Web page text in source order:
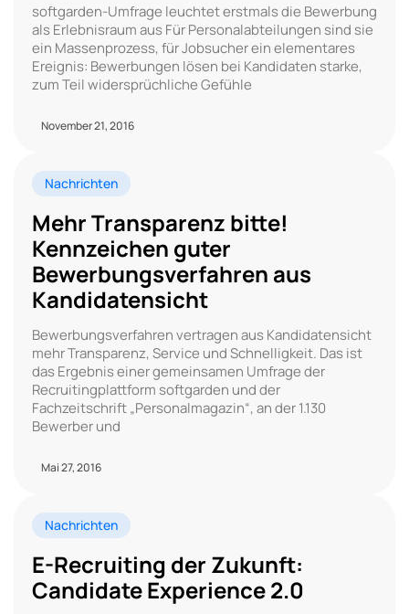
softgarden-Umfrage leuchtet erstmals die Bewerbung
als Erlebnisraum aus Für Personalabteilungen sind sie
ein Massenprozess, für Jobsucher ein elementares
Ereignis: Bewerbungen lösen bei Kandidaten starke,
zum Teil widersprüchliche Gefühle
November 21, 2016
Nachrichten
Mehr Transparenz bitte!
Kennzeichen guter
Bewerbungsverfahren aus
Kandidatensicht
Bewerbungsverfahren vertragen aus Kandidatensicht
mehr Transparenz, Service und Schnelligkeit. Das ist
das Ergebnis einer gemeinsamen Umfrage der
Recruitingplattform softgarden und der
Fachzeitschrift „Personalmagazin“, an der 1.130
Bewerber und
Mai 27, 2016
Nachrichten
E-Recruiting der Zukunft:
Candidate Experience 2.0